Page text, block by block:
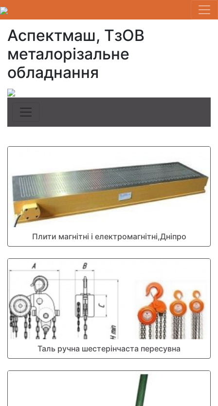
Аспектмаш, ТзОВ
металорізальне
обладнання
Плити магнітні і електромагнітні,Дніпро
Таль ручна шестерінчаста пересувна